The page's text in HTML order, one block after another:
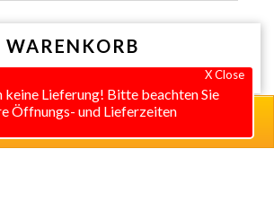
0 items in cart
WARENKORB
X Close
Lieferung! Bitte beachten Sie
Öffnungs- und Lieferzeiten